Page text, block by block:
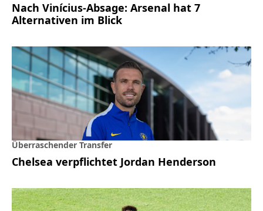
Nach Vinícius-Absage: Arsenal hat 7
Alternativen im Blick
Überraschender Transfer
Chelsea verpflichtet Jordan Henderson